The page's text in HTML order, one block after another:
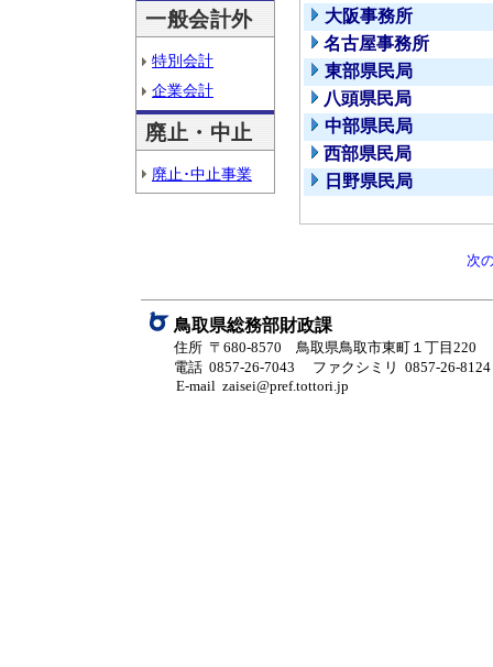
一般会計外
特別会計
企業会計
廃止・中止
廃止･中止事業
大阪事務所
名古屋事務所
東部県民局
八頭県民局
中部県民局
西部県民局
日野県民局
次
鳥取県総務部財政課
住所 〒680-8570 鳥取県鳥取市東町１丁目220
電話 0857-26-7043
ファクシミリ 0857-26-8124
E-mail zaisei@pref.tottori.jp